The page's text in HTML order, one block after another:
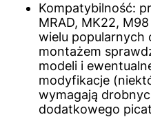
Kompatybilność:
MRAD, MK22,
wielu popularnych
montażem
modeli i
modyfikacje
wymagają
dodatkowego